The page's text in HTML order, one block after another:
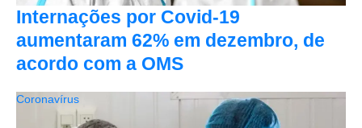
Internações por Covid-19
aumentaram 62% em dezembro, de
acordo com a OMS
Coronavírus